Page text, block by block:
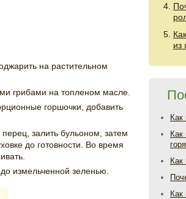
на растительном
грибами на топленом масле.
горшочки, добавить
залить бульоном, затем
до готовности. Во время
измельченной зеленью.
из
Как
Как